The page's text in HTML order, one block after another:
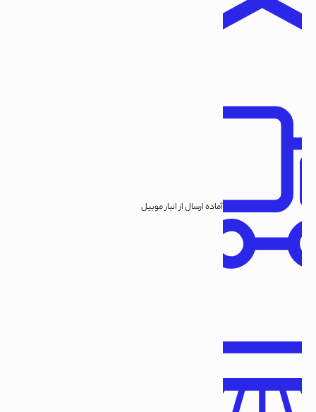
آماده ارسال از انبار موبیل